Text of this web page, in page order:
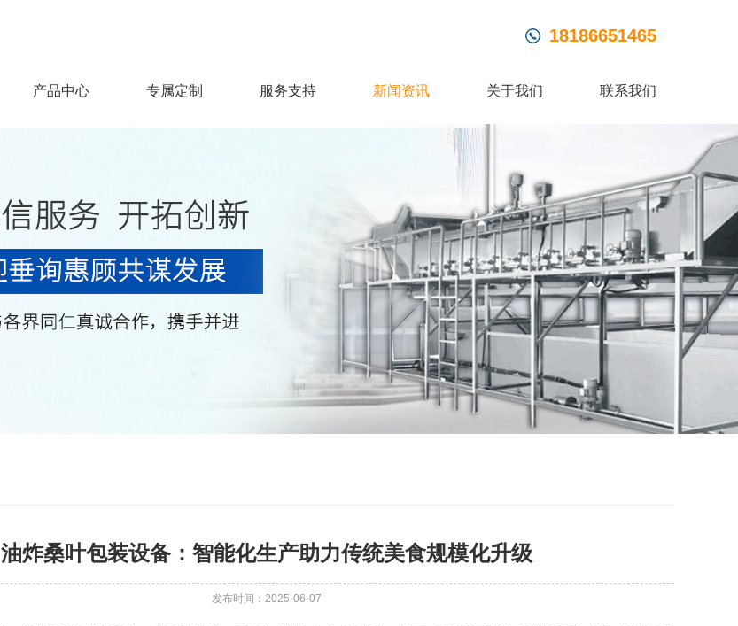
18186651465
产品中心 专属定制 服务支持 新闻资讯 关于我们 联系我们
油炸桑叶包装设备：智能化生产助力传统美食规模化升级
发布时间：2025-06-07